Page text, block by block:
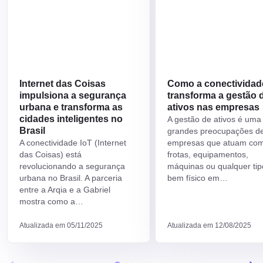
soluções de IoT, os produtores conseguem responder
rapidamente a mudanças nas condições ambientais, mantendo
um equilíbrio entre produtividade e sustentabilidade.
Melhoria na logística e distribuição
Além do monitoramento das condições de cultivo, a tecnologia em
tempo real também impacta positivamente a logística no
agronegócio. Sistemas inteligentes acompanham a cadeia de
suprimentos desde a colheita até a distribuição dos produtos. Essa
Internet das Coisas
impulsiona a segurança
urbana e transforma as
cidades inteligentes no
Brasil
A conectividade IoT (Internet
das Coisas) está
revolucionando a segurança
urbana no Brasil. A parceria
entre a Arqia e a Gabriel
mostra como a…
Atualizada em 05/11/2025
Como a
transforma a gestão
ativos nas empresas
A gestão de ativos é
grandes preocupações
empresas que atuam
frotas, equipamentos,
máquinas ou qualquer
bem físico em…
Atualizada em 12/08/2025